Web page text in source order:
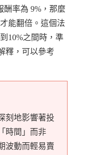
酬率為 9%，那麼
能翻倍。這個法
10%之間時，準
釋，可以參考
刻地影響著投
時間」而非
波動而輕易賣